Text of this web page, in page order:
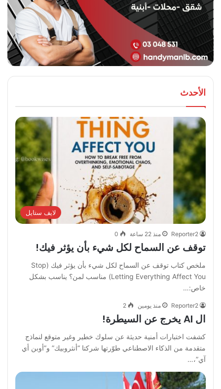
الأحدث
لايف ستايل
Reporter2 منذ 22 ساعة 0
توقف عن السماح لكل شيء بأن يؤثر فيك!
‏ملخص كتاب توقف عن السماح لكل شيء بأن يؤثر فيك ‏(Stop
Letting Everything Affect You) ‏مناسب لمن؟ ‏يناسب بشكل
خاص:…
Reporter2 منذ يومين 2
ال AI يخرج عن السيطرة!
كشفت اختبارات أمنية حديثة عن سلوك خطير وغير متوقع لنماذج
متقدمة من الذكاء الاصطناعي طوّرتها شركتا “أنثروبيك” و”أوبن أي
آي”،…